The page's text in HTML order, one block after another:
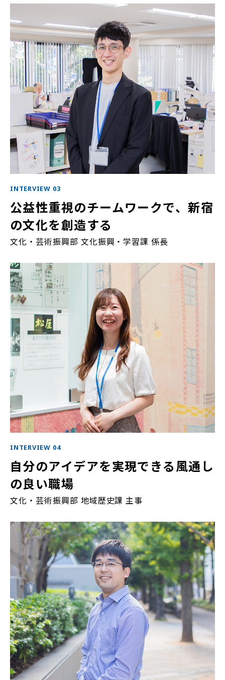
INTERVIEW 03
公益性重視のチームワークで、新宿
の文化を創造する
文化・芸術振興部 文化振興・学習課 係長
INTERVIEW 04
自分のアイデアを実現できる風通し
の良い職場
文化・芸術振興部 地域歴史課 主事